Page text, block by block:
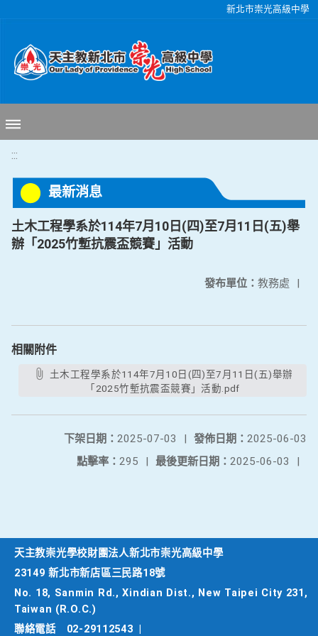
新北市崇光高級中學
:::
最新消息
土木工程學系於114年7月10日(四)至7月11日(五)舉
辦「2025竹塹抗震盃競賽」活動
發布單位： 教務處 |
相關附件
「2025竹塹抗震盃競賽」活動.pdf
發佈日期： 2025-06-03
下架日期： 2025-07-03
|
最後更新日期： 2025-06-03 |
點擊率： 295 |
天主教崇光學校財團法人新北市崇光高級中學
23149 新北市新店區三民路18號
No. 18, Sanmin Rd., Xindian Dist., New Taipei City 231,
Taiwan (R.O.C.)
聯絡電話
02-29112543